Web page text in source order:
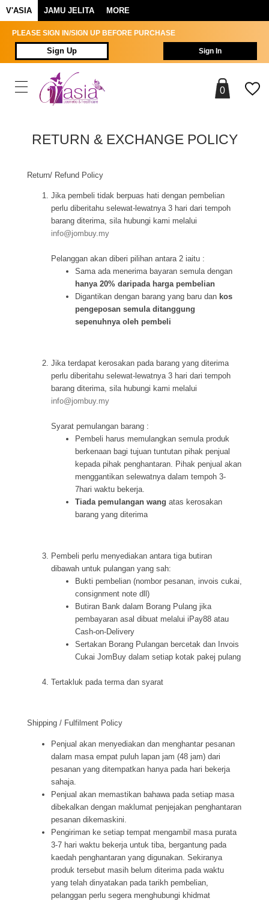
V'ASIA JAMU JELITA MORE
PLEASE SIGN IN/SIGN UP BEFORE PURCHASE
Sign Up Sign In
0
RETURN & EXCHANGE POLICY
Return/ Refund Policy
Jika pembeli tidak berpuas hati dengan pembelian
perlu diberitahu selewat-lewatnya 3 hari dari tempoh
barang diterima, sila hubungi kami melalui
info@jombuy.my
Pelanggan akan diberi pilihan antara 2 iaitu :
Sama ada menerima bayaran semula dengan
hanya 20% daripada harga pembelian
Digantikan dengan barang yang baru dan kos
pengeposan semula ditanggung
sepenuhnya oleh pembeli
Jika terdapat kerosakan pada barang yang diterima
perlu diberitahu selewat-lewatnya 3 hari dari tempoh
barang diterima, sila hubungi kami melalui
info@jombuy.my
Syarat pemulangan barang :
Pembeli harus memulangkan semula produk
berkenaan bagi tujuan tuntutan pihak penjual
kepada pihak penghantaran. Pihak penjual akan
menggantikan selewatnya dalam tempoh 3-
7hari waktu bekerja.
Tiada pemulangan wang atas kerosakan
barang yang diterima
Pembeli perlu menyediakan antara tiga butiran
dibawah untuk pulangan yang sah:
Bukti pembelian (nombor pesanan, invois cukai,
consignment note dll)
Butiran Bank dalam Borang Pulang jika
pembayaran asal dibuat melalui iPay88 atau
Cash-on-Delivery
Sertakan Borang Pulangan bercetak dan Invois
Cukai JomBuy dalam setiap kotak pakej pulang
Tertakluk pada terma dan syarat
Shipping / Fulfilment Policy
Penjual akan menyediakan dan menghantar pesanan
dalam masa empat puluh lapan jam (48 jam) dari
pesanan yang ditempatkan hanya pada hari bekerja
sahaja.
Penjual akan memastikan bahawa pada setiap masa
dibekalkan dengan maklumat penjejakan penghantaran
pesanan dikemaskini.
Pengiriman ke setiap tempat mengambil masa purata
3-7 hari waktu bekerja untuk tiba, bergantung pada
kaedah penghantaran yang digunakan. Sekiranya
produk tersebut masih belum diterima pada waktu
yang telah dinyatakan pada tarikh pembelian,
pelanggan perlu segera menghubungi khidmat